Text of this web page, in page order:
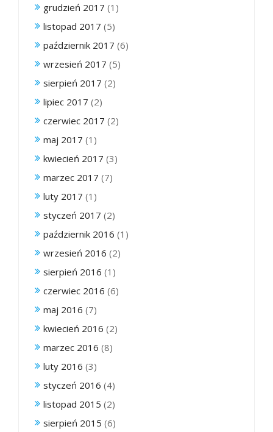
grudzień 2017 (1)
listopad 2017 (5)
październik 2017 (6)
wrzesień 2017 (5)
sierpień 2017 (2)
lipiec 2017 (2)
czerwiec 2017 (2)
maj 2017 (1)
kwiecień 2017 (3)
marzec 2017 (7)
luty 2017 (1)
styczeń 2017 (2)
październik 2016 (1)
wrzesień 2016 (2)
sierpień 2016 (1)
czerwiec 2016 (6)
maj 2016 (7)
kwiecień 2016 (2)
marzec 2016 (8)
luty 2016 (3)
styczeń 2016 (4)
listopad 2015 (2)
sierpień 2015 (6)